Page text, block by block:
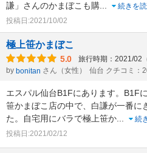
謙」さんのかまぼこも購...
続きを
投稿日:2021/10/02
極上笹かまぼこ
5.0 旅行時期：2021/02
by bonitan さん（女性） 仙台 クチコミ：
エスパル仙台B1Fにあります。B1F
笹かまぼこ店の中で、白謙が一番に
た。自宅用にバラで極上笹か...
続
投稿日:2021/02/12